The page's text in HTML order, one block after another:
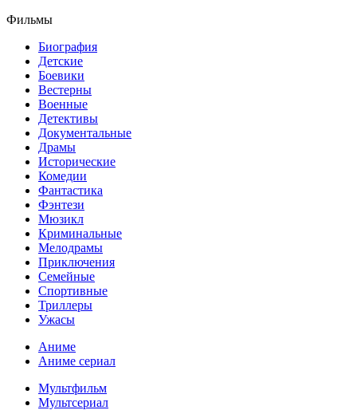
Фильмы
Биография
Детские
Боевики
Вестерны
Военные
Детективы
Документальные
Драмы
Исторические
Комедии
Фантастика
Фэнтези
Мюзикл
Криминальные
Мелодрамы
Приключения
Семейные
Спортивные
Триллеры
Ужасы
Аниме
Аниме сериал
Мультфильм
Мультсериал